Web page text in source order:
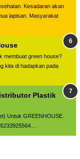
Kesadaran akan
lapisan. Masyarakat
membuat green house?
kita di hadapkan pada
Plastik
Untuk GREENHOUSE.